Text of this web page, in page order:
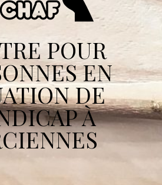
POUR
EN
DE
À